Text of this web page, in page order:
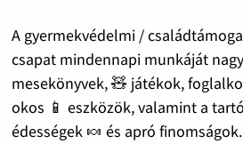
A gyermekvédelmi /
csapat mindennapi munkáját
mesekönyvek, 🧸 játékok,
okos 📱 eszközök, valamint a
édességek 🍬 és apró